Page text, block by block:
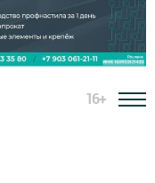
16+